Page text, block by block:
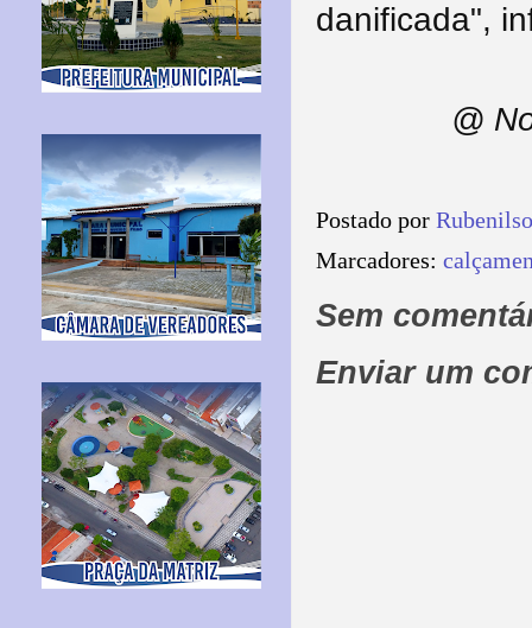
danificada",
@
Postado por
Marcadores:
Sem
Enviar um